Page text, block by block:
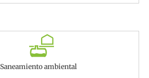
Saneamiento ambiental